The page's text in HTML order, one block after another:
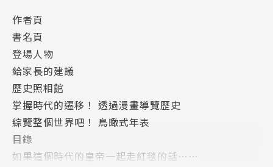
同時收獲趣味、嚴謹知識和開闊視野。」
【強力推薦】
Tey Cheng｜FB「小學生都看什麼書」版主
小熊媽張美蘭｜親職作家
涂豐恩｜故事 StoryStudio 創辦人暨主編
鄭俊德｜閱讀人社群主編
蔡依橙｜陪你看國際新聞 創辦人
魏瑋志(澤爸)｜親職教育講師
作者頁
書名頁
登場人物
給家長的建議
歷史照相館
掌握時代的遷移！ 透過漫畫導覽歷史
綜覽整個世界吧！ 鳥瞰式年表
目錄
如果這個時代的皇帝一起走紅毯的話……